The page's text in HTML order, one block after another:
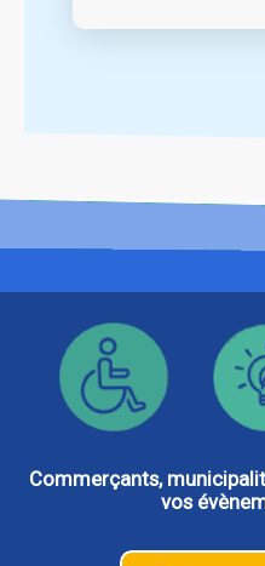
Commerçants,
vos